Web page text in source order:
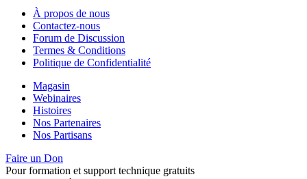
À propos de nous
Contactez-nous
Forum de Discussion
Termes & Conditions
Politique de Confidentialité
Magasin
Webinaires
Histoires
Nos Partenaires
Nos Partisans
Faire un Don
Pour formation et support technique gratuits